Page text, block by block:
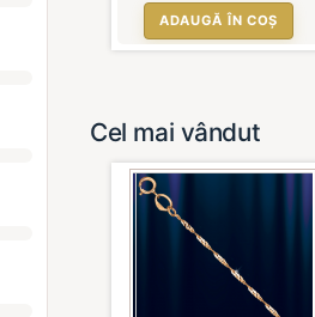
ADAUGĂ ÎN COȘ
Cel mai vândut